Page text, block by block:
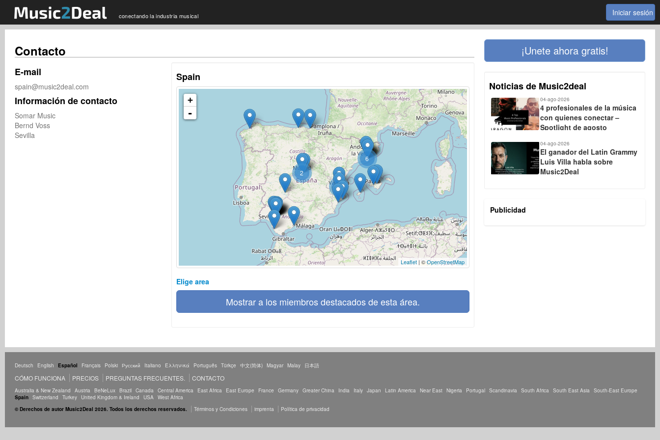
conectando la industria musical Iniciar sesión
Contacto
E-mail
spain@music2deal.com
Información de contacto
Somar Music
Bernd Voss
Sevilla
Spain
2
2
6
+
-
Leaflet | ©OpenStreetMap
Elige area
Mostrar a los miembros destacados de esta área.
¡Unete ahora gratis!
Noticias de Music2deal
04-ago-2026
4 profesionales de la música
con quienes conectar –
Spotlight de agosto
04-ago-2026
El ganador del Latin Grammy
Luis Villa habla sobre
Music2Deal
Publicidad
Deutsch English Español Français Polski Русский Italiano Ελληνικά Português Türkçe 中文(简体) Magyar Malay 日本語
CÓMO FUNCIONA PRECIOS PREGUNTAS FRECUENTES. CONTACTO
Australia & New Zealand Austria BeNeLux Brazil Canada Central America East Africa East Europe France Germany Greater China India Italy Japan Latin America Near East Nigeria Portugal Scandinavia South Africa South East Asia South-East Europe
Spain Switzerland Turkey United Kingdom & Ireland USA West Africa
© Derechos de autor Music2Deal 2026. Todos los derechos reservados.
Términos y Condiciones imprenta Política de privacidad